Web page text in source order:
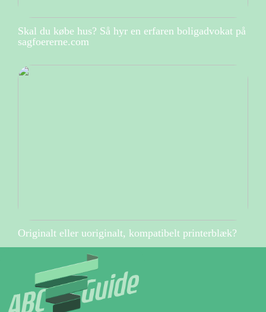
Skal du købe hus? Så hyr en erfaren boligadvokat på
sagfoererne.com
Originalt eller uoriginalt, kompatibelt printerblæk?